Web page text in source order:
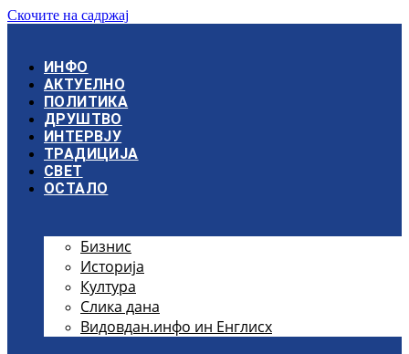
Скочите на садржај
ИНФО
АКТУЕЛНО
ПОЛИТИКА
ДРУШТВО
ИНТЕРВЈУ
ТРАДИЦИЈА
СВЕТ
ОСТАЛО
Бизнис
Историја
Култура
Слика дана
Видовдан.инфо ин Енглисх